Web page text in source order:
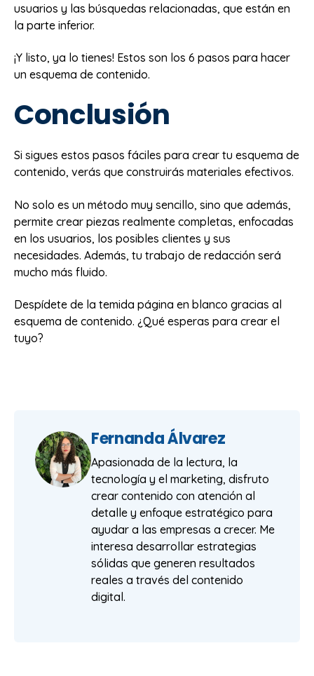
usuarios y las búsquedas relacionadas, que están en
la parte inferior.
¡Y listo, ya lo tienes! Estos son los 6 pasos para hacer
un esquema de contenido.
Conclusión
Si sigues estos pasos fáciles para crear tu esquema de
contenido, verás que construirás materiales efectivos.
No solo es un método muy sencillo, sino que además,
permite crear piezas realmente completas, enfocadas
en los usuarios, los posibles clientes y sus
necesidades. Además, tu trabajo de redacción será
mucho más fluido.
Despídete de la temida página en blanco gracias al
esquema de contenido. ¿Qué esperas para crear el
tuyo?
Fernanda Álvarez
Apasionada de la lectura, la
tecnología y el marketing, disfruto
crear contenido con atención al
detalle y enfoque estratégico para
ayudar a las empresas a crecer. Me
interesa desarrollar estrategias
sólidas que generen resultados
reales a través del contenido
digital.